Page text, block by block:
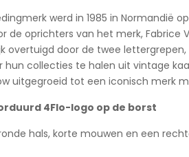
werd in 1985 in Normandië
de oprichters van het merk,
overtuigd door de twee
hun collecties te halen uit vintage
uitgegroeid tot een iconisch merk
4Flo-logo op de borst
hals, korte mouwen en een